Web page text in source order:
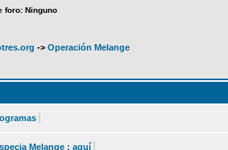
foro: Ninguno
-> Operación Melange
Melange : aquí